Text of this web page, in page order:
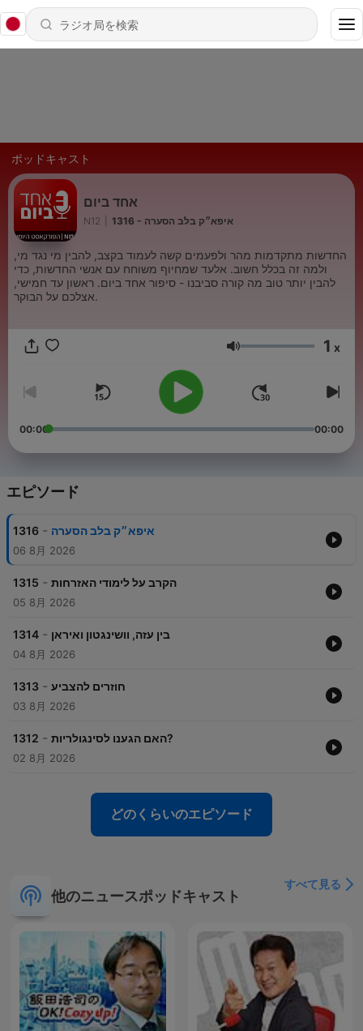
ポッドキャスト
אחד ביום
N12 1316 - איפא״ק בלב הסערה
החדשות מתקדמות מהר ולפעמים קשה לעמוד בקצב, להבין מי נגד מי,
ולמה זה בכלל חשוב. אלעד שמחיוף משוחח עם אנשי החדשות, כדי
להבין יותר טוב מה קורה סביבנו - סיפור אחד ביום. ראשון עד חמישי,
אצלכם על הבוקר.
音量 1 x
00:00 00:00
エピソード
1316 - איפא״ק בלב הסערה
06 8月 2026
1315 - הקרב על לימודי האזרחות
05 8月 2026
1314 - בין עזה, וושינגטון ואיראן
04 8月 2026
1313 - חוזרים להצביע
03 8月 2026
1312 - האם הגענו לסינגולריות?
02 8月 2026
どのくらいのエピソード
他のニュースポッドキャスト
すべて見る